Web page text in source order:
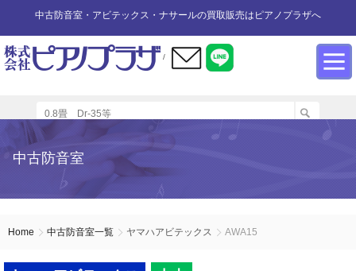
中古防音室・アビテックス・ナサールの買取販売はピアノプラザへ
/
カワイ防音ルーム
ユニットタイプ
ペット用防音室
防音室中古
展示品リスト
防音室買取
防音室WEB買取
防音室設置のアドバイス
防音室内へのピアノの設置
インフォメーション
商品の購入について
中古防音室
Home 中古防音室一覧 ヤマハアビテックス AWA15